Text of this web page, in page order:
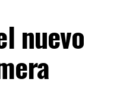
nuevo